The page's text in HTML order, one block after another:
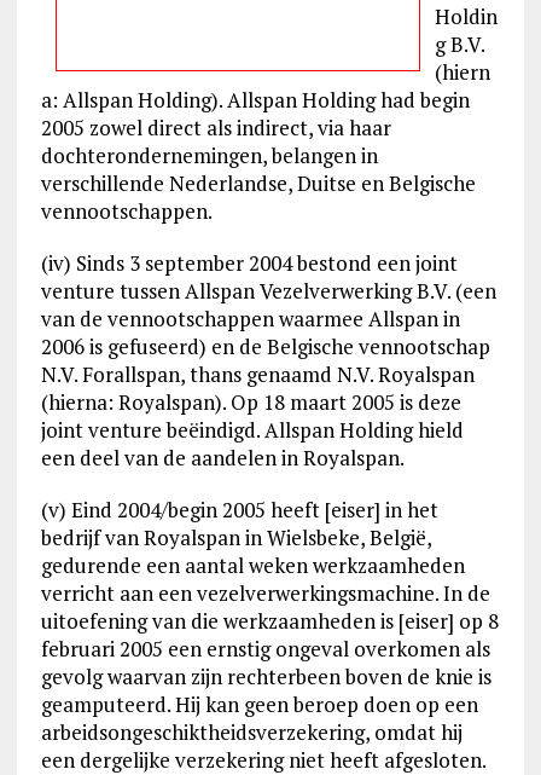
Holdin
g B.V.
(hiern
a: Allspan Holding). Allspan Holding had begin
2005 zowel direct als indirect, via haar
dochterondernemingen, belangen in
verschillende Nederlandse, Duitse en Belgische
vennootschappen.
(iv) Sinds 3 september 2004 bestond een joint
venture tussen Allspan Vezelverwerking B.V. (een
van de vennootschappen waarmee Allspan in
2006 is gefuseerd) en de Belgische vennootschap
N.V. Forallspan, thans genaamd N.V. Royalspan
(hierna: Royalspan). Op 18 maart 2005 is deze
joint venture beëindigd. Allspan Holding hield
een deel van de aandelen in Royalspan.
(v) Eind 2004/begin 2005 heeft [eiser] in het
bedrijf van Royalspan in Wielsbeke, België,
gedurende een aantal weken werkzaamheden
verricht aan een vezelverwerkingsmachine. In de
uitoefening van die werkzaamheden is [eiser] op 8
februari 2005 een ernstig ongeval overkomen als
gevolg waarvan zijn rechterbeen boven de knie is
geamputeerd. Hij kan geen beroep doen op een
arbeidsongeschiktheidsverzekering, omdat hij
een dergelijke verzekering niet heeft afgesloten.